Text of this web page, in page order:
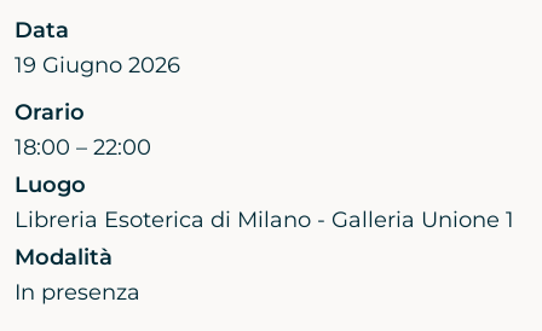
Data
19 Giugno 2026
Orario
18:00 – 22:00
Luogo
Libreria Esoterica di Milano - Galleria Unione 1
Modalità
In presenza